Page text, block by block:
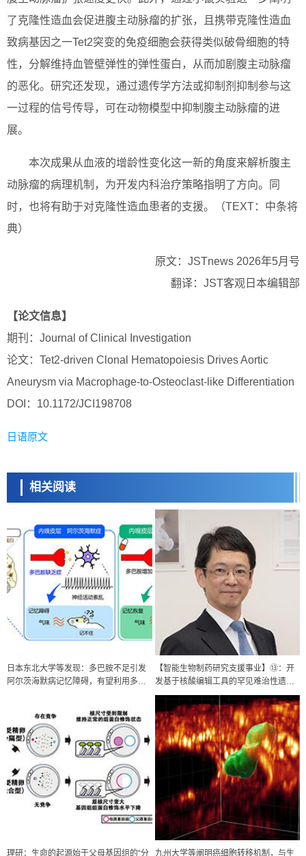
了克隆性造血会促进腹主动脉瘤的扩张，且携带克隆性造血
致病基因之一Tet2突变的免疫细胞会获得类似破骨细胞的特
性，分解维持血管壁弹性的弹性蛋白，从而加剧腹主动脉瘤
的恶化。研究还发现，通过遗传学方法或抑制剂抑制参与这
一过程的信号传导，可在动物模型中抑制腹主动脉瘤的进
展。
本次成果从血液的增龄性变化这一新的角度来解析腹主
动脉瘤的病理机制，为开发内科治疗策略指明了方向。同
时，也将有助于对克隆性造血患者的支援。（TEXT：中条将
典）
原文：JSTnews 2026年5月号
翻译：JST客观日本编辑部
【论文信息】
期刊：Journal of Clinical Investigation
论文：Tet2-driven Clonal Hematopoiesis Drives Aortic
Aneurysm via Macrophage-to-Osteoclast-like Differentiation
DOI：10.1172/JCI198708
日语原文
相关阅读
日本东北大学等发现：多巴胺不足引发
阿尔茨海默病记忆障碍，有望利用多巴
【智能生物制药研究支援事业】⑬：开
发基于核酸编辑工具的罕见难治性遗传
疾病的治疗方法，实现“核酸编辑”直接修
正基因突变的诊断治疗一体化的个性化
医疗
理研：生命的起源始于父母基因组的“分 九州大学等阐明癌细胞转移机制，与生